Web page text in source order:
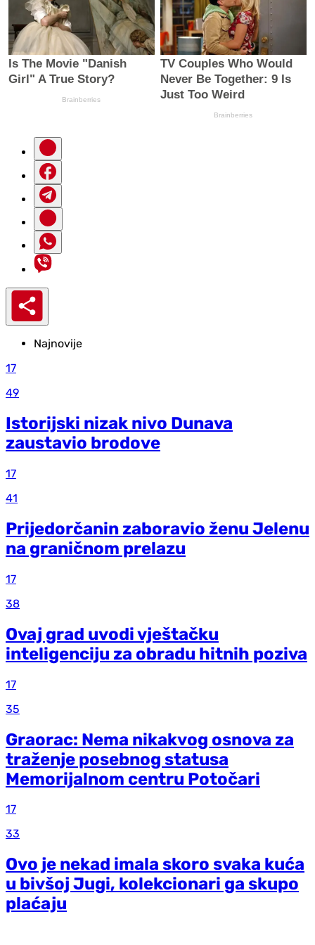
Najnovije
17
49
Istorijski nizak nivo Dunava
zaustavio brodove
17
41
Prijedorčanin zaboravio ženu Jelenu
na graničnom prelazu
17
38
Ovaj grad uvodi vještačku
inteligenciju za obradu hitnih poziva
17
35
Graorac: Nema nikakvog osnova za
traženje posebnog statusa
Memorijalnom centru Potočari
17
33
Ovo je nekad imala skoro svaka kuća
u bivšoj Jugi, kolekcionari ga skupo
plaćaju